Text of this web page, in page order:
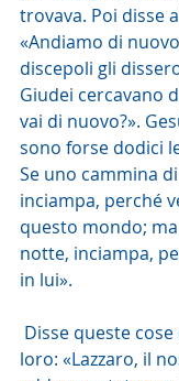
trovava. Poi disse
«Andiamo di
discepoli gli
Giudei cercavano
vai di nuovo?».
sono forse dodici
Se uno cammina
inciampa, perché
questo mondo;
notte, inciampa,
in lui».
Disse queste
loro: «Lazzaro, il